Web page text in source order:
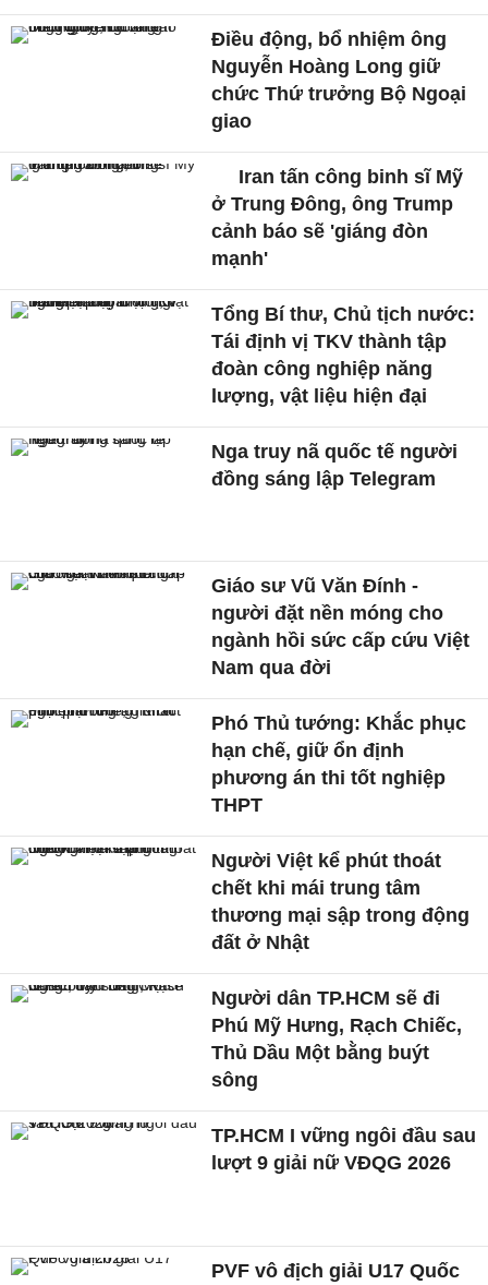
Điều động, bổ nhiệm ông
Nguyễn Hoàng Long giữ
chức Thứ trưởng Bộ Ngoại
giao
Iran tấn công binh sĩ Mỹ
ở Trung Đông, ông Trump
cảnh báo sẽ 'giáng đòn
mạnh'
Tổng Bí thư, Chủ tịch nước:
Tái định vị TKV thành tập
đoàn công nghiệp năng
lượng, vật liệu hiện đại
Nga truy nã quốc tế người
đồng sáng lập Telegram
Giáo sư Vũ Văn Đính -
người đặt nền móng cho
ngành hồi sức cấp cứu Việt
Nam qua đời
Phó Thủ tướng: Khắc phục
hạn chế, giữ ổn định
phương án thi tốt nghiệp
THPT
Người Việt kể phút thoát
chết khi mái trung tâm
thương mại sập trong động
đất ở Nhật
Người dân TP.HCM sẽ đi
Phú Mỹ Hưng, Rạch Chiếc,
Thủ Dầu Một bằng buýt
sông
TP.HCM I vững ngôi đầu sau
lượt 9 giải nữ VĐQG 2026
PVF vô địch giải U17 Quốc